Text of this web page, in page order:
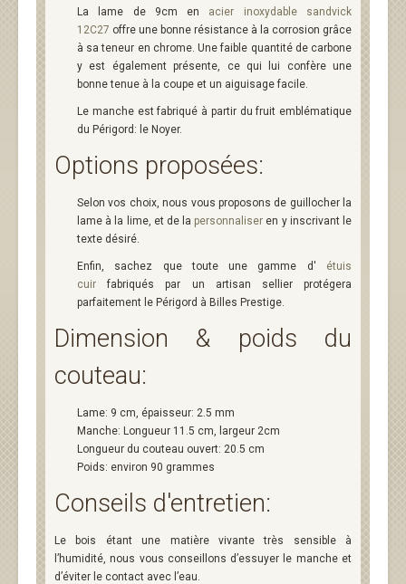
La lame de 9cm en acier inoxydable sandvick
12C27 offre une bonne résistance à la corrosion grâce
à sa teneur en chrome. Une faible quantité de carbone
y est également présente, ce qui lui confère une
bonne tenue à la coupe et un aiguisage facile.
Le manche est fabriqué à partir du fruit emblématique
du Périgord: le Noyer.
Options proposées:
Selon vos choix, nous vous proposons de guillocher la
lame à la lime, et de la personnaliser en y inscrivant le
texte désiré.
Enfin, sachez que toute une gamme d' étuis
cuir fabriqués par un artisan sellier protégera
parfaitement le Périgord à Billes Prestige.
Dimension & poids du
couteau:
Lame: 9 cm, épaisseur: 2.5 mm
Manche: Longueur 11.5 cm, largeur 2cm
Longueur du couteau ouvert: 20.5 cm
Poids: environ 90 grammes
Conseils d'entretien:
Le bois étant une matière vivante très sensible à
l’humidité, nous vous conseillons d’essuyer le manche et
d’éviter le contact avec l’eau.